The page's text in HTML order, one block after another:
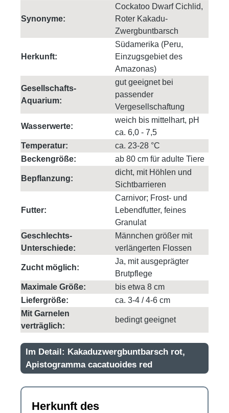
Synonyme:
Cockatoo Dwarf Cichlid,
Roter Kakadu-
Zwergbuntbarsch
Herkunft:
Südamerika (Peru,
Einzugsgebiet des
Amazonas)
Gesellschafts-
Aquarium:
gut geeignet bei
passender
Vergesellschaftung
Wasserwerte:
weich bis mittelhart, pH
ca. 6,0 - 7,5
Temperatur:
ca. 23-28 °C
Beckengröße:
ab 80 cm für adulte Tiere
Bepflanzung:
dicht, mit Höhlen und
Sichtbarrieren
Futter:
Carnivor; Frost- und
Lebendfutter, feines
Granulat
Geschlechts-
Unterschiede:
Männchen größer mit
verlängerten Flossen
Zucht möglich:
Ja, mit ausgeprägter
Brutpflege
Maximale Größe:
bis etwa 8 cm
Liefergröße:
ca. 3-4 / 4-6 cm
Mit Garnelen
verträglich:
bedingt geeignet
Im Detail: Kakaduzwergbuntbarsch rot,
Apistogramma cacatuoides red
Herkunft des